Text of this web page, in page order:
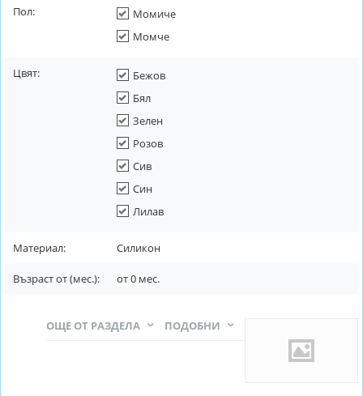
Пол:
Момиче
Момче
Цвят:
Бежов
Бял
Зелен
Розов
Сив
Син
Лилав
Материал: Силикон
Възраст от (мес.): от0 мес.
ПОДОБНИ
ОЩЕ ОТ РАЗДЕЛА